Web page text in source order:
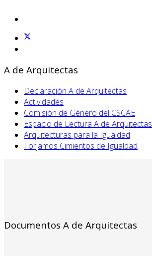
A de Arquitectas
Declaración A de Arquitectas
Actividades
Comisión de Género del CSCAE
Espacio de Lectura A de Arquitectas
Arquitecturas para la Igualdad
Forjamos Cimientos de Igualdad
Documentos A de Arquitectas